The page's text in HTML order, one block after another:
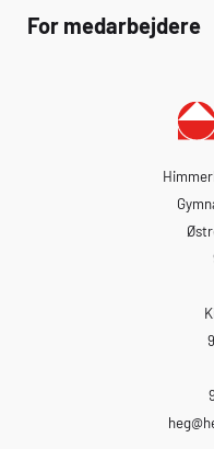
For medarbejdere
heg